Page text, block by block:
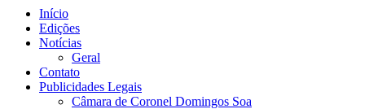
Início
Edições
Notícias
Geral
Contato
Publicidades Legais
Câmara de Coronel Domingos Soa